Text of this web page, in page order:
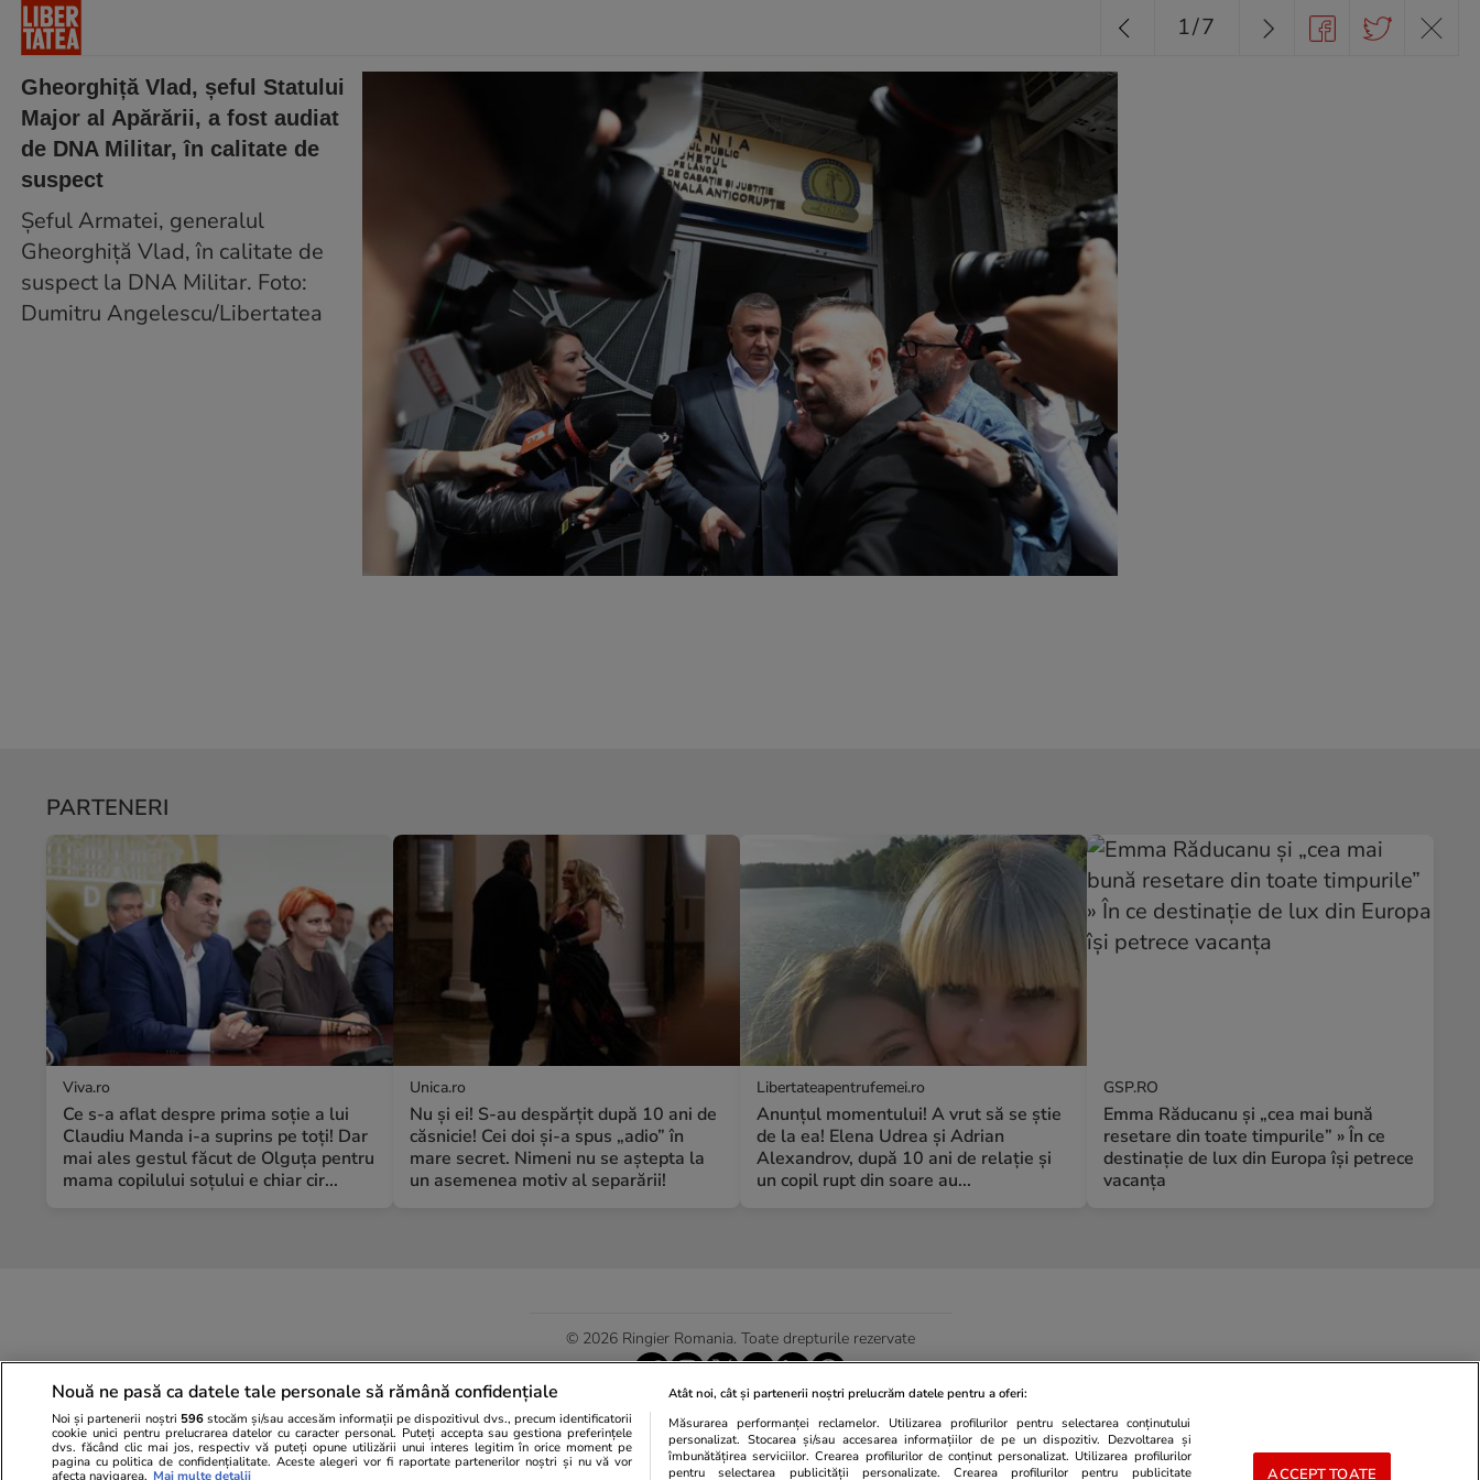
Gheorghiță Vlad, șeful Statului
Major al Apărării, a fost audiat
de DNA Militar, în calitate de
suspect
Șeful Armatei, generalul
Gheorghiță Vlad, în calitate de
suspect la DNA Militar. Foto:
Dumitru Angelescu/Libertatea
1/7
PARTENERI
Viva.ro
Ce s-a aflat despre prima soție a lui
Claudiu Manda i-a suprins pe toți! Dar
mai ales gestul făcut de Olguța pentru
mama copilului soțului e chiar cir...
Unica.ro
Nu și ei! S-au despărțit după 10 ani de
căsnicie! Cei doi și-a spus „adio” în
mare secret. Nimeni nu se aștepta la
un asemenea motiv al separării!
Libertateapentrufemei.ro
Anunțul momentului! A vrut să se știe
de la ea! Elena Udrea și Adrian
Alexandrov, după 10 ani de relație și
un copil rupt din soare au...
GSP.RO
Emma Răducanu și „cea mai bună
resetare din toate timpurile” » În ce
destinație de lux din Europa își petrece
vacanța
© 2026 Ringier Romania. Toate drepturile rezervate
Actualizare preferințe cookies
Nouă ne pasă ca datele tale personale să rămână confidențiale
Noi și partenerii noștri 596stocăm și/sau accesăm informații pe dispozitivul dvs., precum identificatorii
cookie unici pentru prelucrarea datelor cu caracter personal. Puteți accepta sau gestiona preferințele
dvs. făcând clic mai jos, respectiv vă puteți opune utilizării unui interes legitim în orice moment pe
pagina cu politica de confidențialitate. Aceste alegeri vor fi raportate partenerilor noștri și nu vă vor
afecta navigarea. Mai multe detalii
Atât noi, cât și partenerii noștri prelucrăm datele pentru a oferi:
Măsurarea performanței reclamelor. Utilizarea profilurilor pentru selectarea conținutului
personalizat. Stocarea și/sau accesarea informațiilor de pe un dispozitiv. Dezvoltarea și
îmbunătățirea serviciilor. Crearea profilurilor de conținut personalizat. Utilizarea profilurilor
pentru selectarea publicității personalizate. Crearea profilurilor pentru publicitate
ACCEPT TOATE